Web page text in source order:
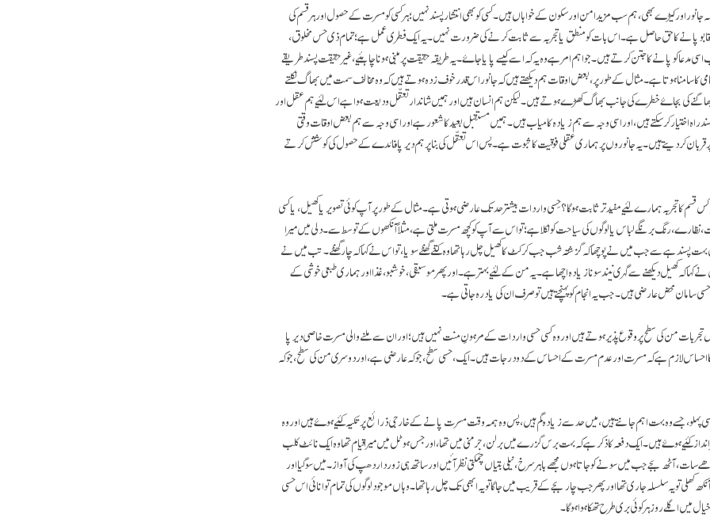
اور کیڑے بھی، ہم سب مزید امن اور سکون کے خواہاں ہیں۔ کسی کو بھی انتشار پسند نہیں؛ ہر کسی کو مسرت کے حصول اور ہر قسم کی
قابو پانے کا حق حاصل ہے۔ اس بات کو منطق یا تجربہ سے ثابت کرنے کی ضرورت نہیں۔ یہ ایک فطری عمل ہے؛ تمام ذی حس مخلوق،
مدعا کو پانے کا جتن کرتے ہیں۔ جو اہم امر ہے وہ یہ کہ اسے کیسے پایا جاۓ۔ یہ طریقہ حقیقت پر مبنی ہونا چاہئیے، غیرحقیقت پسند طریقے
کا سامنا ہوتا ہے۔ مثال کے طور پر، بعض اوقات ہم دیکھتے ہیں کہ جانور اس قدر خوف زدہ ہوتے ہیں کہ وہ مخالف سمت میں بھاگ نکلتے
کی بجاۓ خطرے کی جانب بھاگ کھڑے ہوتے ہیں۔ لیکن ہم انسان ہیں اور ہمیں شاندار تعقّل ودیعت ہوا ہے اس لئیے ہم عقل اور
اختیار کر سکتے ہیں، اور اسی وجہ سے ہم زیادہ کامیاب ہیں۔ ہمیں مستقبل بعید کا شعور ہے اور اسی وجہ سے ہم بعض اوقات وقتی
پر قربان کر دیتے ہیں۔ یہ جانوروں پر ہماری عقلی فوقیت کا ثبوت ہے۔ پس اس تعقّل کی بنا پر ہم دیرپا فائدے کے حصول کی کوشش کرتے
کا تجربہ ہمارے لئیے مفید تر ثابت ہو گا؟ حِسی واردات بیشتر حد تک عارضی ہوتی ہے۔ مثال کے طور پر آپ کوئی تصویر یا کھیل، یا کسی
نظارے، رنگ برنگے لباس یا لوگوں کی سیاحت کو نکلا ہے؛ تو اس سے آپ کو کچھ مسرت ملتی ہے، مثلاً آنکھوں کے توسط سے۔ دلی میں میرا
بہت پسند ہے سے جب میں نے پوچھا کہ گزشتہ شب جب کرکٹ کا کھیل چل رہا تھا وہ کتنے گھنٹے سویا، تو اس نے کہا کہ چار گھنٹے۔ تب میں نے
نے کہا کہ کھیل دیکھنے سے گہری نیند سونا زیادہ اچھا ہے۔ یہ من کے لئیے بہتر ہے۔ اور پھر موسیقی، خوشبو، غذا اور ہماری طبعی خوشی کے
محض عارضی ہیں۔ جب یہ انجام کو پہنچتے ہیں تو صرف ان کی یاد رہ جاتی ہے۔
من کی سطح پر وقوع پذیر ہوتے ہیں اور وہ کسی حسی واردات کے مرہونِ منت نہیں ہیں؛ اور ان سے ملنے والی مسرت خاصی دیرپا
لازم ہے کہ مسرت اور عدم مسرت کے احساس کے دو درجات ہیں۔ ایک، حسی سطح، جو کہ عارضی ہے، اور دوسری من کی سطح، جو کہ
جسے وہ بہت اہم جانتے ہیں، میں حد سے زیادہ گم ہیں، پس وہ ہمہ وقت مسرت پانے کے خارجی ذرائع پر تکیہ کئیے ہوۓ ہیں اور وہ
کئیے ہوۓ ہیں۔ ایک دفعہ کا ذکر ہے کہ بہت برس گزرے میں برلن، جرمنی میں تھا، اور جس ہوٹل میں میرا قیام تھا وہ ایک نائٹ کلب
آٹھ بجے جب میں سونے کو جاتا ہوں مجھے باہر سرخ، نیلی بتیاں چمکتی نظر آئیں اور ساتھ ہی زوردار دھپ کی آواز۔ میں سو گیا اور
تو یہ سلسلہ جاری تھا اور پھر جب چار بجے کے قریب میں جاگا تو یہ ابھی تک چل رہا تھا۔ وہاں موجود لوگوں کی تمام توانائی اس حسی
میں اگلے روز ہر کوئی بری طرح تھکا ہوا ہو گا۔